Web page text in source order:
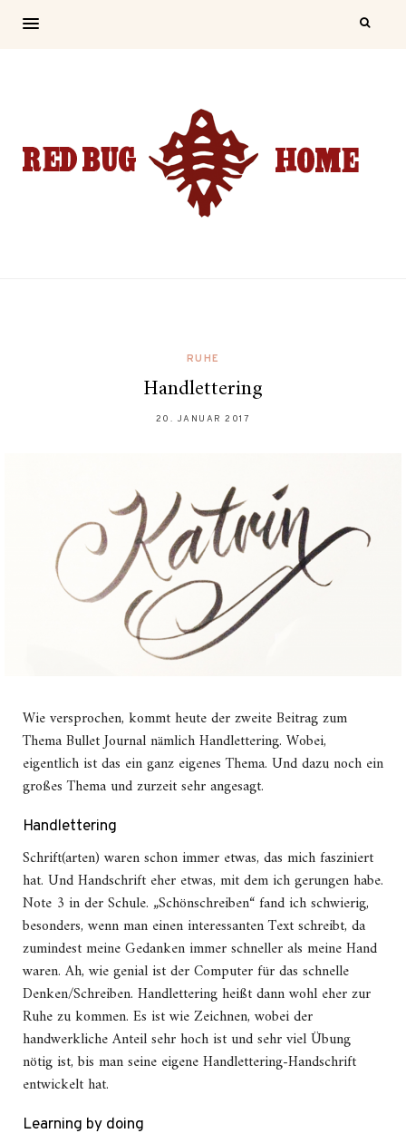
RUHE
Handlettering
20. JANUAR 2017
Wie versprochen, kommt heute der zweite Beitrag zum
Thema Bullet Journal nämlich Handlettering. Wobei,
eigentlich ist das ein ganz eigenes Thema. Und dazu noch ein
großes Thema und zurzeit sehr angesagt.
Handlettering
Schrift(arten) waren schon immer etwas, das mich fasziniert
hat. Und Handschrift eher etwas, mit dem ich gerungen habe.
Note 3 in der Schule. „Schönschreiben“ fand ich schwierig,
besonders, wenn man einen interessanten Text schreibt, da
zumindest meine Gedanken immer schneller als meine Hand
waren. Ah, wie genial ist der Computer für das schnelle
Denken/Schreiben. Handlettering heißt dann wohl eher zur
Ruhe zu kommen. Es ist wie Zeichnen, wobei der
handwerkliche Anteil sehr hoch ist und sehr viel Übung
nötig ist, bis man seine eigene Handlettering-Handschrift
entwickelt hat.
Learning by doing